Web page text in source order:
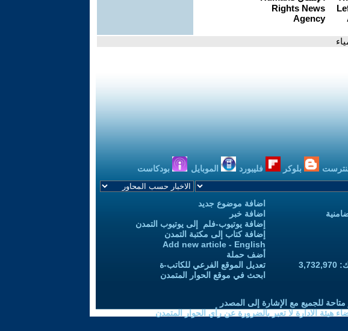
بلوكر فليبورد الموبايل بودكاست
اضافة موضوع جديد
اضافة خبر
إضافة يوتيوب-فلم إلى يوتيوب التمدن
إضافة كتاب إلى مكتبة التمدن
Add new article - English
أضف حملة
تعديل الموقع الفرعي للكاتب-ة
ابحث في موقع الحوار المتمدن
للجميع مع الإشارة إلى المصدر
هيئة الادارة لا تعبر بالضرورة عن رأي الحوار المتمدن